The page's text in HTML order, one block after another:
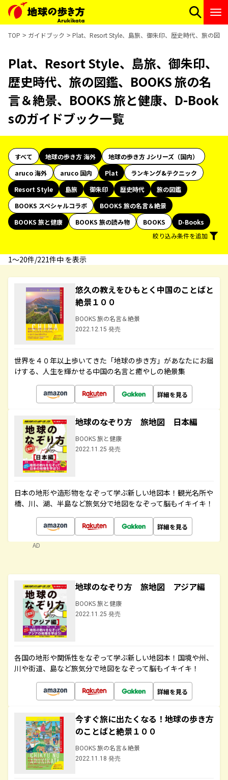
TOP ガイドブック Plat、Resort Style、島旅、御朱印、歴史時代、旅の図
Plat、Resort Style、島旅、御朱印、
歴史時代、旅の図鑑、BOOKS 旅の名
言＆絶景、BOOKS 旅と健康、D-Book
sのガイドブック一覧
すべて 地球の歩き方 海外
地球の歩き方 Jシリーズ（国内）
aruco 海外
aruco 国内 Plat
ランキング&テクニック
Resort Style
島旅 御朱印 歴史時代
旅の図鑑
BOOKS スペシャルコラボ
BOOKS 旅の名言＆絶景
BOOKS 旅と健康
BOOKS 旅の読み物 BOOKS
D-Books
絞り込み条件を追加
1〜20件/221件中 を表示
悠久の教えをひもとく中国のことばと
絶景１００
BOOKS 旅の名言＆絶景
2022.12.15 発売
世界を４０年以上歩いてきた「地球の歩き方」があなたにお届
けする、人生を輝かせる中国の名言と癒やしの絶景集
詳細を見る
地球のなぞり方 旅地図 日本編
BOOKS 旅と健康
2022.11.25 発売
日本の地形や造形物をなぞって学ぶ新しい地図本！観光名所や
橋、川、湖、半島など旅気分で地図をなぞって脳もイキイキ！
詳細を見る
AD
地球のなぞり方 旅地図 アジア編
BOOKS 旅と健康
2022.11.25 発売
各国の地形や関係性をなぞって学ぶ新しい地図本！国境や州、
川や街道、島など旅気分で地図をなぞって脳もイキイキ！
詳細を見る
今すぐ旅に出たくなる！地球の歩き方
のことばと絶景１００
BOOKS 旅の名言＆絶景
2022.11.18 発売